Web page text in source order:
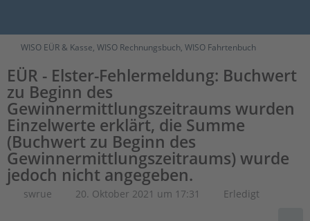
WISO EÜR & Kasse, WISO Rechnungsbuch, WISO Fahrtenbuch
EÜR - Elster-Fehlermeldung: Buchwert
zu Beginn des
Gewinnermittlungszeitraums wurden
Einzelwerte erklärt, die Summe
(Buchwert zu Beginn des
Gewinnermittlungszeitraums) wurde
jedoch nicht angegeben.
swrue 20. Oktober 2021 um 17:31 Erledigt